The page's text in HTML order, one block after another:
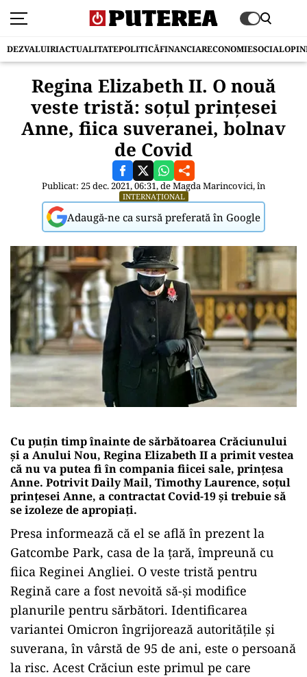
DEZVALUIRIACTUALITATEPOLITICĂFINANCIARECONOMIESOCIAL
Regina Elizabeth II. O nouă
veste tristă: soțul prințesei
Anne, fiica suveranei, bolnav
de Covid
Publicat: 25 dec. 2021, 06:31, deMagda Marincovici, în
INTERNAȚIONAL
Adaugă-ne ca sursă preferată în Google
Cu puțin timp înainte de sărbătoarea Crăciunului
și a Anului Nou, Regina Elizabeth II a primit vestea
că nu va putea fi în compania fiicei sale, prințesa
Anne. Potrivit Daily Mail, Timothy Laurence, soțul
prințesei Anne, a contractat Covid-19 și trebuie să
se izoleze de apropiați.
Presa informează că el se află în prezent la
Gatcombe Park, casa de la țară, împreună cu
fiica Reginei Angliei. O veste tristă pentru
Regină care a fost nevoită să-și modifice
planurile pentru sărbători. Identificarea
variantei Omicron îngrijorează autoritățile și
suverana, în vârstă de 95 de ani, este o persoană
la risc. Acest Crăciun este primul pe care